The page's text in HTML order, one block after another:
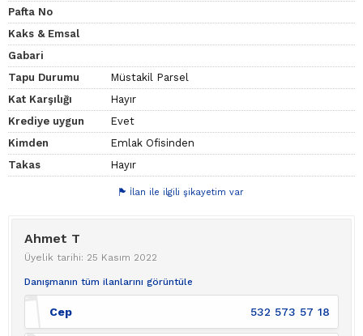
Pafta No
Kaks & Emsal
Gabari
Tapu Durumu
Müstakil Parsel
Kat Karşılığı
Hayır
Krediye uygun
Evet
Kimden
Emlak Ofisinden
Takas
Hayır
İlan ile ilgili şikayetim var
Ahmet T
Üyelik tarihi: 25 Kasım 2022
Danışmanın tüm ilanlarını görüntüle
Cep 532 573 57 18